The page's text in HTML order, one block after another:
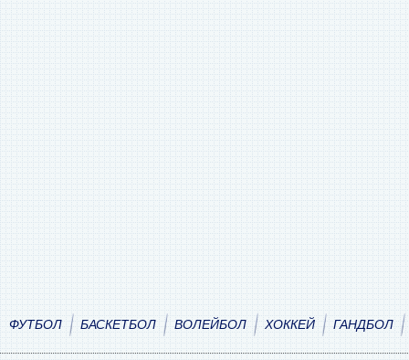
ФУТБОЛ БАСКЕТБОЛ ВОЛЕЙБОЛ ХОККЕЙ ГАНДБОЛ